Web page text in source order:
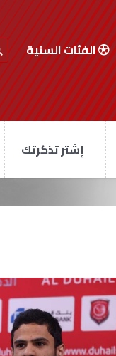
الفئات السنية
إشتر تذكرتك